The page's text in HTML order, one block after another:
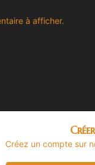
à afficher.
Créez un compte sur